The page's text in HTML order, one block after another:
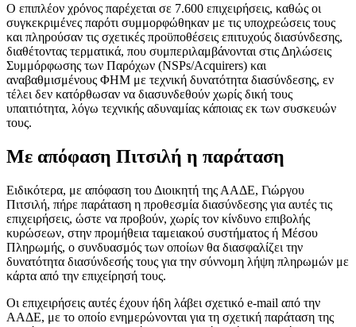
Ο επιπλέον χρόνος παρέχεται σε 7.600 επιχειρήσεις, καθώς οι
συγκεκριμένες παρότι συμμορφώθηκαν με τις υποχρεώσεις τους
και πληρούσαν τις σχετικές προϋποθέσεις επιτυχούς διασύνδεσης,
διαθέτοντας τερματικά, που συμπεριλαμβάνονται στις Δηλώσεις
Συμμόρφωσης των Παρόχων (NSPs/Acquirers) και
αναβαθμισμένους ΦΗΜ με τεχνική δυνατότητα διασύνδεσης, εν
τέλει δεν κατόρθωσαν να διασυνδεθούν χωρίς δική τους
υπαιτιότητα, λόγω τεχνικής αδυναμίας κάποιας εκ των συσκευών
τους.
Με απόφαση Πιτσιλή η παράταση
Ειδικότερα, με απόφαση του Διοικητή της ΑΑΔΕ, Γιώργου
Πιτσιλή, πήρε παράταση η προθεσμία διασύνδεσης για αυτές τις
επιχειρήσεις, ώστε να προβούν, χωρίς τον κίνδυνο επιβολής
κυρώσεων, στην προμήθεια ταμειακού συστήματος ή Μέσου
Πληρωμής, ο συνδυασμός των οποίων θα διασφαλίζει την
δυνατότητα διασύνδεσής τους για την σύννομη λήψη πληρωμών με
κάρτα από την επιχείρησή τους.
Οι επιχειρήσεις αυτές έχουν ήδη λάβει σχετικό e-mail από την
ΑΑΔΕ, με το οποίο ενημερώνονται για τη σχετική παράταση της